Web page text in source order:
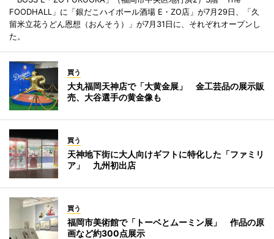
FOODHALL」に「銀だこハイボール酒場 E・ZO店」が7月29日、「久
留米立花うどん恩想（おんそう）」が7月31日に、それぞれオープンし
た。
買う
大丸福岡天神店で「大黄金展」 金工芸品の展示販
売、大谷選手の黄金像も
買う
天神地下街に大人向けギフトに特化した「ファミリ
ア」 九州初出店
買う
福岡市美術館で「トーベとムーミン展」 作品の原
画など約300点展示